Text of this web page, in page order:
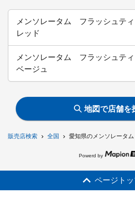
販売店検索 全国 愛知県のメンソレータ
メンソレータム フラッシュテ
レッド
メンソレータム フラッシュテ
ベージュ
地図で店舗を
Powerd by
ページト